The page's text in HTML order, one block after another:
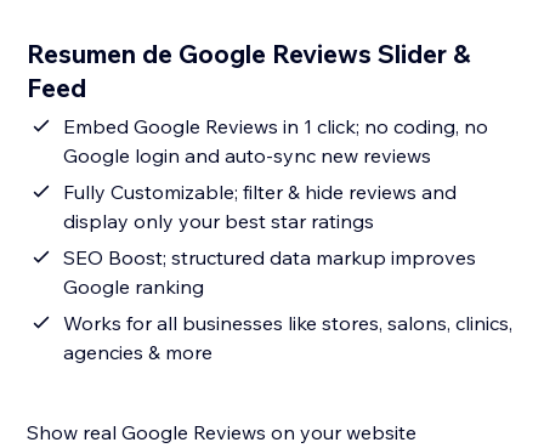
Resumen de Google Reviews Slider &
Feed
Embed Google Reviews in 1 click; no coding, no
Google login and auto-sync new reviews
Fully Customizable; filter & hide reviews and
display only your best star ratings
SEO Boost; structured data markup improves
Google ranking
Works for all businesses like stores, salons, clinics,
agencies & more
Show real Google Reviews on your website